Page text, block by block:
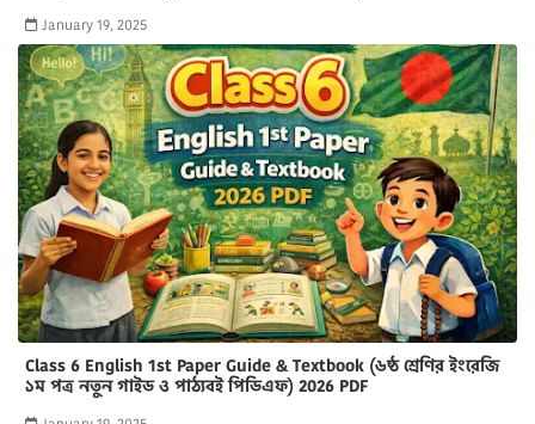
January 19, 2025
Class 6 English 1st Paper Guide & Textbook (৬ষ্ঠ শ্রেণির ইংরেজি
১ম পত্র নতুন গাইড ও পাঠ্যবই পিডিএফ) 2026 PDF